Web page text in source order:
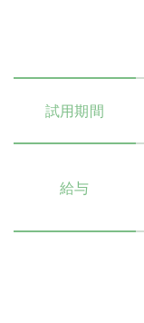
試用期間
給与